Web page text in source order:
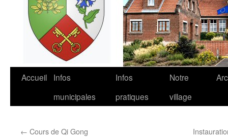
Aller
Accueil
Infos
municipales
Infos
pratiques
Notre
village
← Cours de Qi Gong